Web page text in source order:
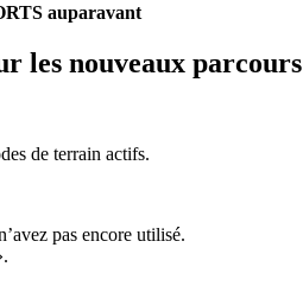
auparavant
les nouveaux parcours
de terrain actifs.
pas encore utilisé.